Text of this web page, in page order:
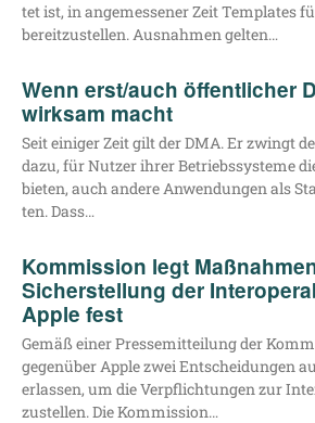
tet ist, in ange­mes­se­ner Zeit Tem­pla­tes
bereit­zu­stel­len. Aus­nah­men gelten…
Wenn erst/​auch öffentlicher
wirksam macht
Seit eini­ger Zeit gilt der DMA. Er zwingt
dazu, für Nut­zer ihrer Betriebs­sys­te­me
bie­ten, auch ande­re Anwen­dun­gen als
ten. Dass…
Kommission legt
Sicherstellung der
Apple fest
Gemäß einer Pres­se­mit­tei­lung der
gegen­über Apple zwei Ent­schei­dun­gen
erlas­sen, um die Ver­pflich­tun­gen zur
zu­stel­len. Die Kommission…